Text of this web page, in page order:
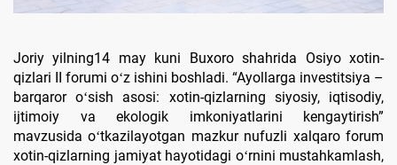
Joriy yilning14 may kuni Buxoro shahrida Osiyo xotin-
qizlari II forumi oʻz ishini boshladi. “Ayollarga investitsiya –
barqaror oʻsish asosi: xotin-qizlarning siyosiy, iqtisodiy,
ijtimoiy va ekologik imkoniyatlarini kengaytirish”
mavzusida oʻtkazilayotgan mazkur nufuzli xalqaro forum
xotin-qizlarning jamiyat hayotidagi oʻrnini mustahkamlash,